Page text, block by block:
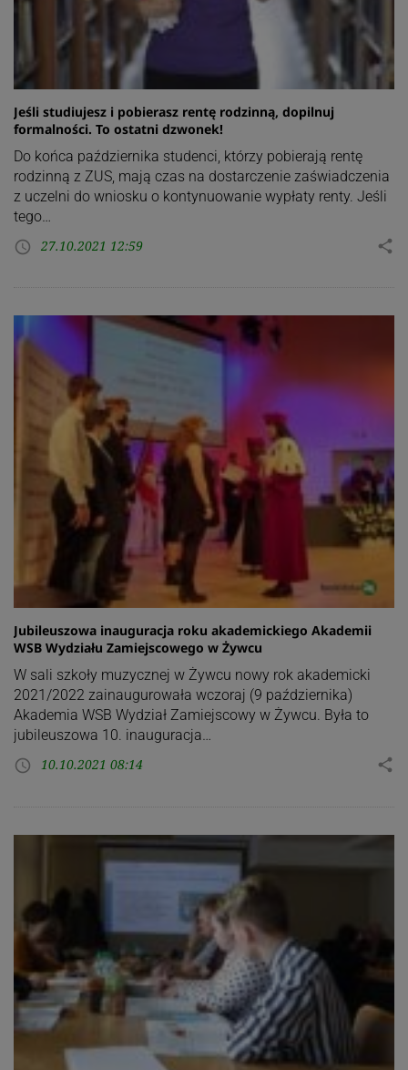
Jeśli studiujesz i pobierasz rentę rodzinną, dopilnuj
formalności. To ostatni dzwonek!
Do końca października studenci, którzy pobierają rentę
rodzinną z ZUS, mają czas na dostarczenie zaświadczenia
z uczelni do wniosku o kontynuowanie wypłaty renty. Jeśli
tego…
access_time 27.10.2021 12:59 share
Jubileuszowa inauguracja roku akademickiego Akademii
WSB Wydziału Zamiejscowego w Żywcu
W sali szkoły muzycznej w Żywcu nowy rok akademicki
2021/2022 zainaugurowała wczoraj (9 października)
Akademia WSB Wydział Zamiejscowy w Żywcu. Była to
jubileuszowa 10. inauguracja…
access_time 10.10.2021 08:14 share